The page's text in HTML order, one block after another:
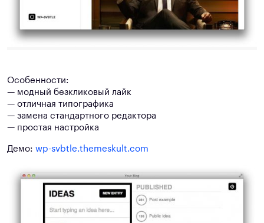
Особенности:
— модный безкликовый лайк
— отличная типографика
— замена стандартного редактора
— простая настройка
Демо: wp-svbtle.themeskult.com